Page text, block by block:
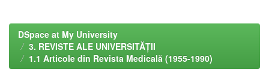
DSpace at My University
3. REVISTE ALE UNIVERSITĂȚII
1.1 Articole din Revista Medicală (1955-1990)